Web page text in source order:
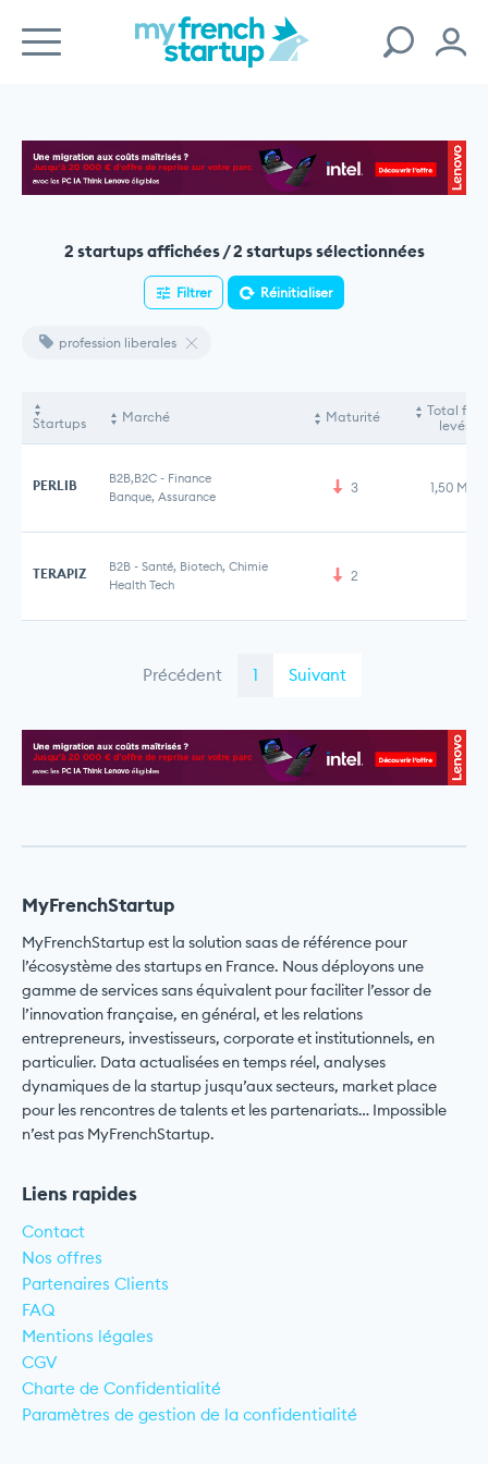
2 startups affichées / 2 startups sélectionnées
Filtrer Réinitialiser
profession liberales
Startups Marché Maturité
Total
levés
PERLIB B2B,B2C - Finance
Banque, Assurance
3 1,50 M€
TERAPIZ B2B - Santé, Biotech, Chimie
Health Tech
2
Précédent 1 Suivant
MyFrenchStartup
MyFrenchStartup est la solution saas de référence pour
l’écosystème des startups en France. Nous déployons une
gamme de services sans équivalent pour faciliter l’essor de
l’innovation française, en général, et les relations
entrepreneurs, investisseurs, corporate et institutionnels, en
particulier. Data actualisées en temps réel, analyses
dynamiques de la startup jusqu’aux secteurs, market place
pour les rencontres de talents et les partenariats… Impossible
n’est pas MyFrenchStartup.
Liens rapides
Contact
Nos offres
Partenaires Clients
FAQ
Mentions légales
CGV
Charte de Confidentialité
Paramètres de gestion de la confidentialité